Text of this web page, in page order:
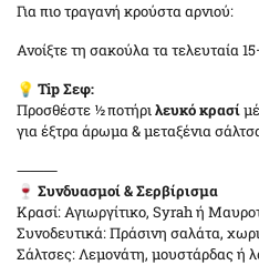
Για πιο τραγανή κρούστα αρνιού:
Ανοίξτε τη σακούλα τα τελευταία
💡 Tip Σεφ:
Προσθέστε ½ ποτήριλευκό κρασί
για έξτρα άρωμα & μεταξένια
⸻
🍷 Συνδυασμοί & Σερβίρισμα
Κρασί: Αγιωργίτικο, Syrah ή
Συνοδευτικά: Πράσινη σαλάτα,
Σάλτσες: Λεμονάτη, μουστάρδας ή